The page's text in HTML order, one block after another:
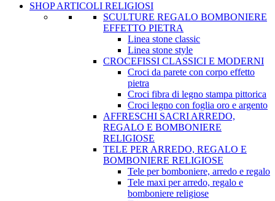
SHOP ARTICOLI RELIGIOSI
SCULTURE REGALO BOMBONIERE
EFFETTO PIETRA
Linea stone classic
Linea stone style
CROCEFISSI CLASSICI E MODERNI
Croci da parete con corpo effetto
pietra
Croci fibra di legno stampa pittorica
Croci legno con foglia oro e argento
AFFRESCHI SACRI ARREDO,
REGALO E BOMBONIERE
RELIGIOSE
TELE PER ARREDO, REGALO E
BOMBONIERE RELIGIOSE
Tele per bomboniere, arredo e regalo
Tele maxi per arredo, regalo e
bomboniere religiose